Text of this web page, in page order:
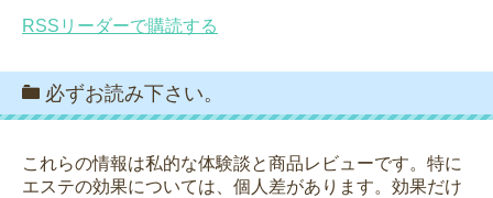
RSSリーダーで購読する
必ずお読み下さい。
これらの情報は私的な体験談と商品レビューです。特に
エステの効果については、個人差があります。効果だけ